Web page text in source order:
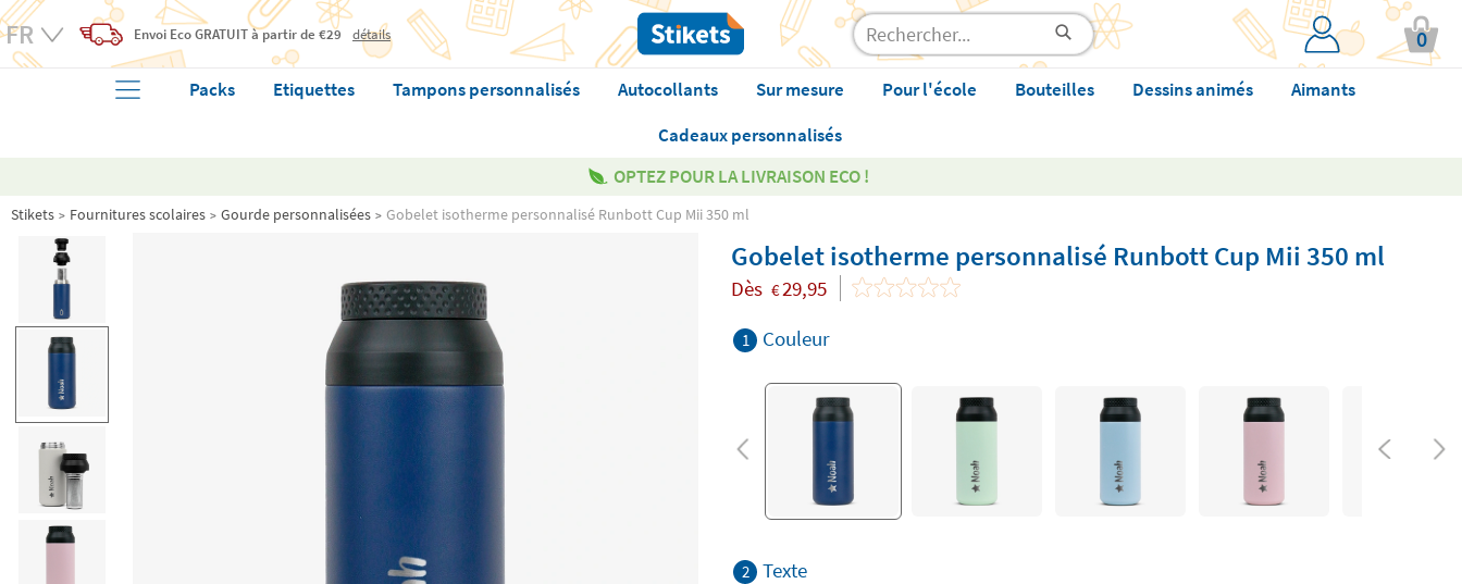
Envoi EcoGRATUITà partir de €29 détails 0
Packs Etiquettes Tampons personnalisés Autocollants Sur mesure Pour l'école Bouteilles Dessins animés
Aimants
Cadeaux personnalisés
OPTEZ POUR LA LIVRAISON ECO !
Stikets Fournitures scolaires Gourde personnalisées Gobelet isotherme personnalisé Runbott Cup Mii 350 ml
Gobelet isotherme personnalisé Runbott Cup Mii 350 ml
Dès €29,95
1 Couleur
2 Texte